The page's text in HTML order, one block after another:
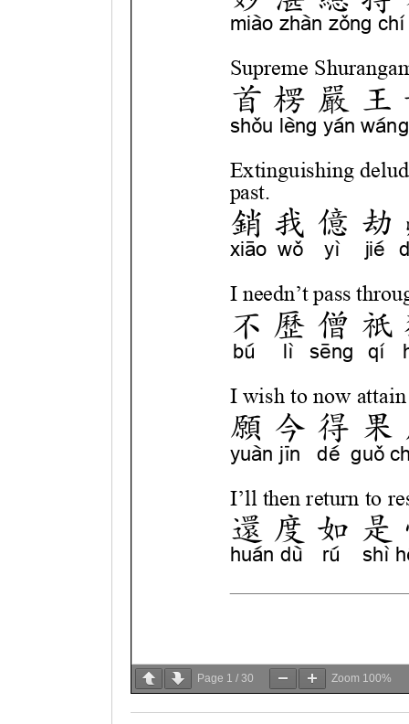
Page 1 / 30 Zoom 100%